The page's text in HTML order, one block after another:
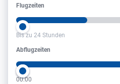
Flugzeiten
Flugzeiten
Bis zu 24 Stunden
Abflugzeiten
Abflugzeiten
00:00